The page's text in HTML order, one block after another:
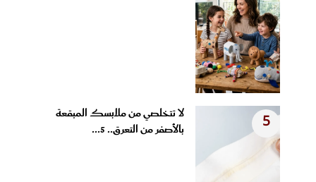
5
لا تتخلصي من ملابسك المبقعة
بالأصفر من التعرق.. 5...